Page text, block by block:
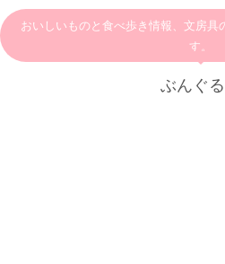
おいしいものと食べ歩き情報、文房
す。
ぶんぐ